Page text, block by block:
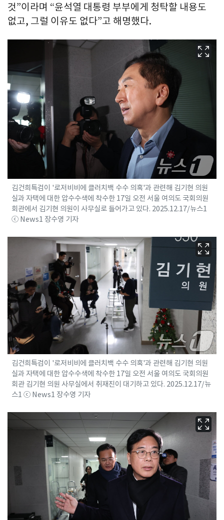
것”이라며 “윤석열 대통령 부부에게 청탁할 내용도
없고, 그럴 이유도 없다”고 해명했다.
김건희특검이 '로저비비에 클러치백 수수 의혹'과 관련해 김기현 의원
실과 자택에 대한 압수수색에 착수한 17일 오전 서울 여의도 국회의원
회관에서 김기현 의원이 사무실로 들어가고 있다. 2025.12.17/뉴스1
ⓒ News1 장수영 기자
김건희특검이 '로저비비에 클러치백 수수 의혹'과 관련해 김기현 의원
실과 자택에 대한 압수수색에 착수한 17일 오전 서울 여의도 국회의원
회관 김기현 의원 사무실에서 취재진이 대기하고 있다. 2025.12.17/뉴
스1 ⓒ News1 장수영 기자